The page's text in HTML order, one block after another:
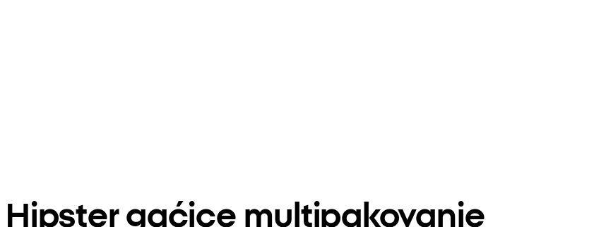
Hipster gaćice multipakovanje